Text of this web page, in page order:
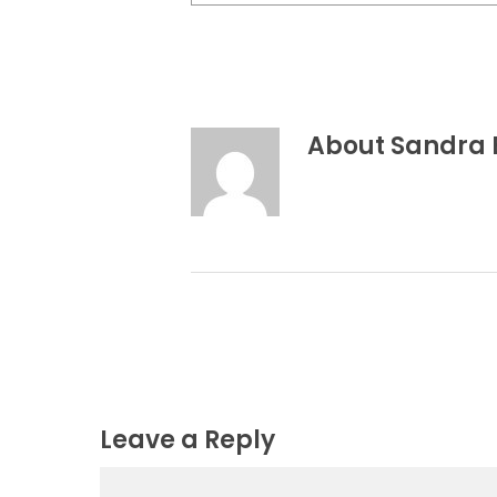
About Sandra
Leave a Reply